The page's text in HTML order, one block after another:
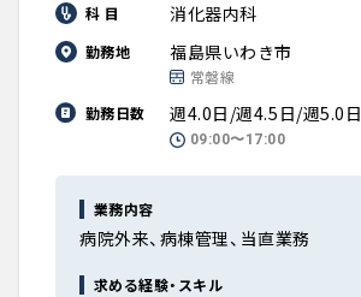
科 目
消化器内科
勤務地 福島県いわき市
常磐線
勤務日数
週4.0日/週4.5日/週5.0
09:00〜17:00
業務内容
病院外来、病棟管理、当直業務
求める経験・スキル